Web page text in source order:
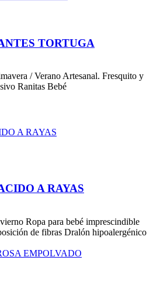
TORTUGA
/ Verano Artesanal. Fresquito y
Ranitas Bebé
A RAYAS
Ropa para bebé imprescindible
de fibras Dralón hipoalergénico